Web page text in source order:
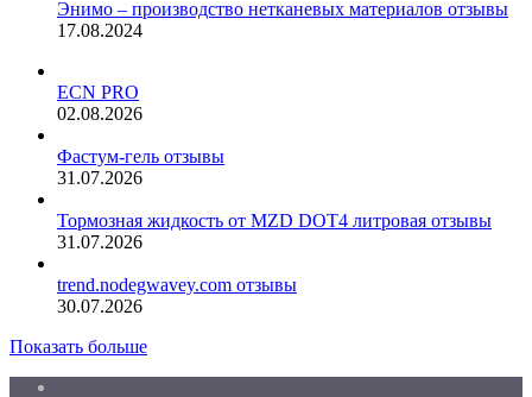
Энимо – производство нетканевых материалов отзывы
17.08.2024
ECN PRO
02.08.2026
Фастум-гель отзывы
31.07.2026
Тормозная жидкость от MZD DOT4 литровая отзывы
31.07.2026
trend.nodegwavey.com отзывы
30.07.2026
Показать больше